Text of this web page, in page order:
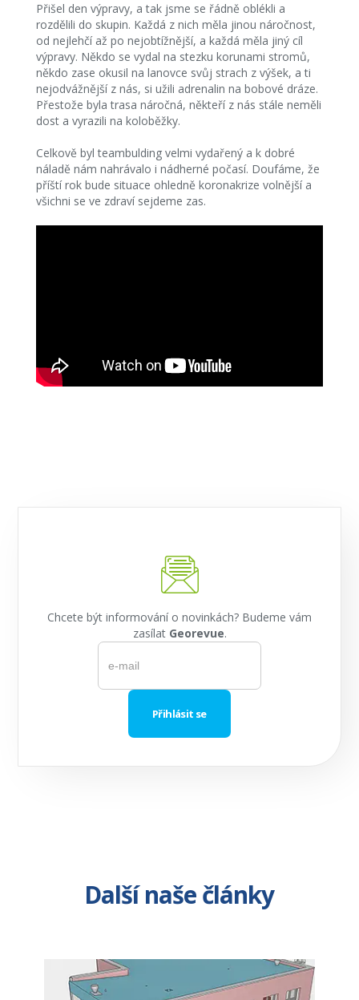
Přišel den výpravy, a tak jsme se řádně oblékli a
rozdělili do skupin. Každá z nich měla jinou náročnost,
od nejlehčí až po nejobtížnější, a každá měla jiný cíl
výpravy. Někdo se vydal na stezku korunami stromů,
někdo zase okusil na lanovce svůj strach z výšek, a ti
nejodvážnější z nás, si užili adrenalin na bobové dráze.
Přestože byla trasa náročná, někteří z nás stále neměli
dost a vyrazili na koloběžky.
Celkově byl teambulding velmi vydařený a k dobré
náladě nám nahrávalo i nádherné počasí. Doufáme, že
příští rok bude situace ohledně koronakrize volnější a
všichni se ve zdraví sejdeme zas.
Chcete být informování o novinkách? Budeme vám
zasílat Georevue.
Další naše články